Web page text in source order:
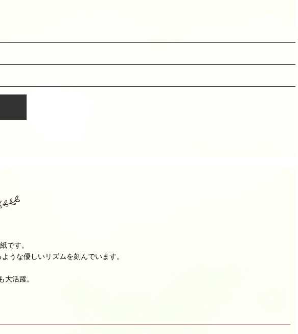
です。
うな優しいリズムを刻んでいます。
活躍。